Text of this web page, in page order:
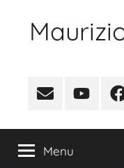
Email Youtube
Menu